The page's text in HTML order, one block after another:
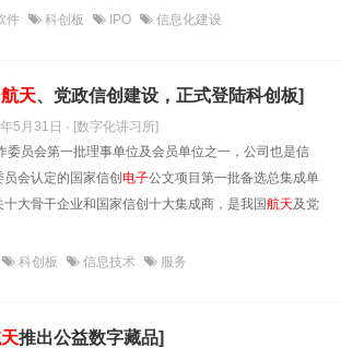
件 科创板 IPO 信息化建设
航天、党政信创建设，正式登陆科创板]
5月31日 · [数字化讲习所]
委员会第一批理事单位及会员单位之一，公司也是信
会认定的国家信创电子公文项目第一批备选总集成单
大骨干企业和国家信创十大集成商，是我国航天及党
科创板 信息技术 服务
推出公益数字藏品]